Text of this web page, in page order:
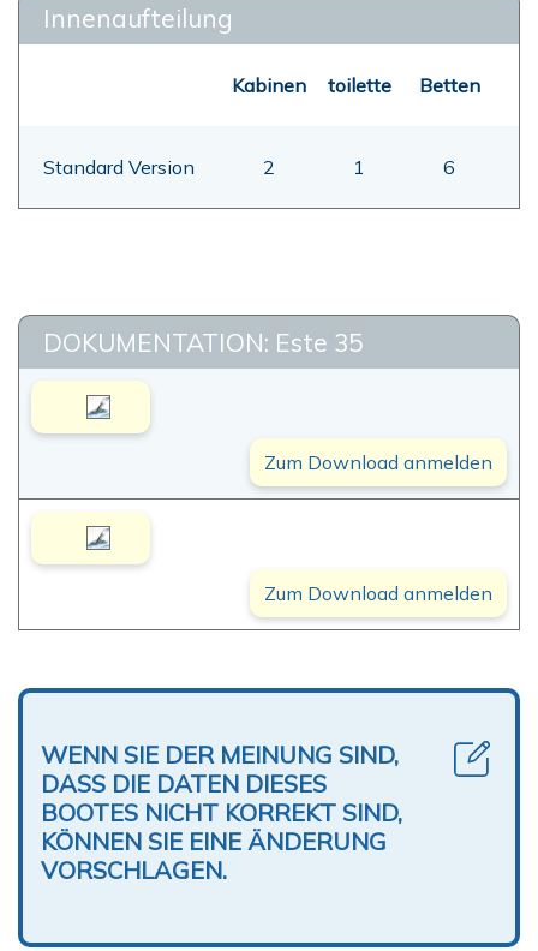
Innenaufteilung
Kabinen toilette Betten
Standard Version 2 1 6
DOKUMENTATION: Este 35
Zum Download anmelden
Zum Download anmelden
WENN SIE DER MEINUNG SIND,
DASS DIE DATEN DIESES
BOOTES NICHT KORREKT SIND,
KÖNNEN SIE EINE ÄNDERUNG
VORSCHLAGEN.